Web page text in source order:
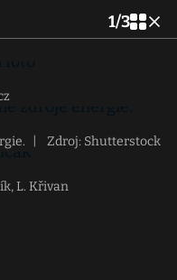
1/3
Zdroj: Shutterstock
L. Křivan